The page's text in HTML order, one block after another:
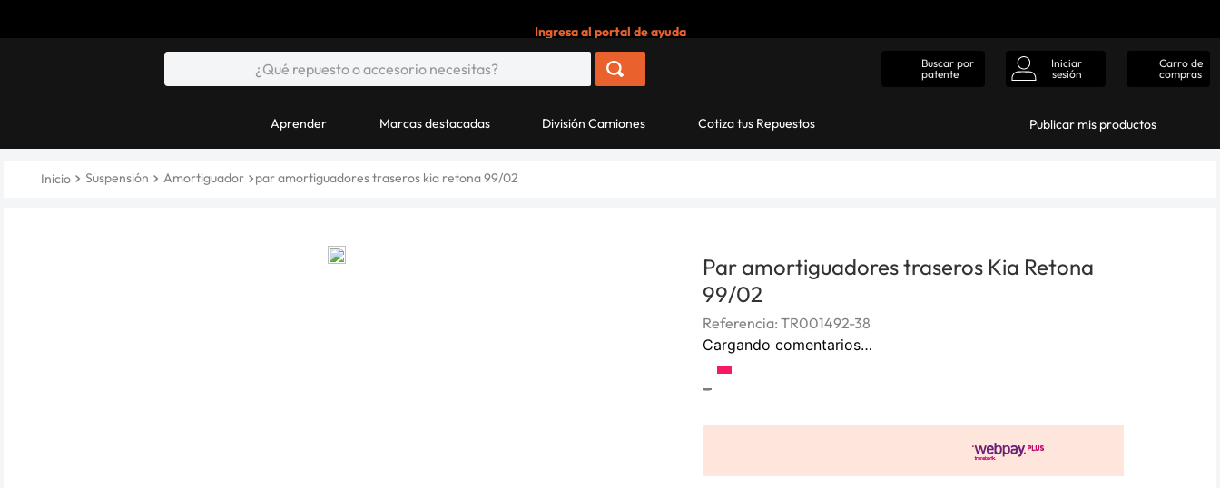
Ingresa al portal de ayuda
Buscar por
patente
Iniciar
sesión
Carro de
compras
Aprender Marcas destacadas División Camiones Cotiza tus Repuestos Publicar mis productos
Suspensión Amortiguador par amortiguadores traseros kia retona 99/02
Par amortiguadores traseros Kia Retona
99/02
Referencia: TR001492-38
Cargando comentarios…
-